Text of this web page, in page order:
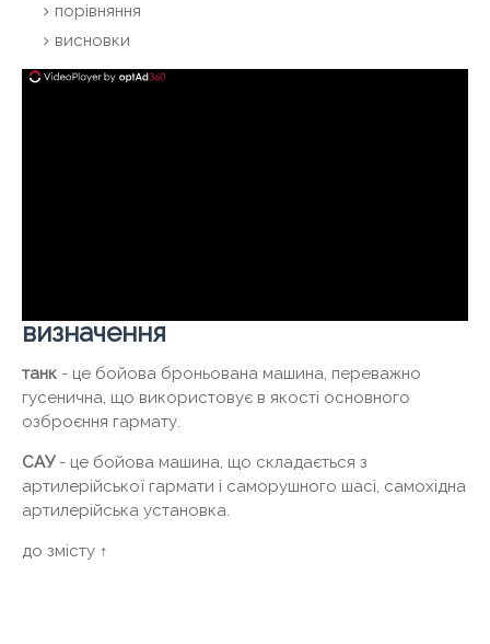
порівняння
висновки
визначення
танк - це бойова броньована машина, переважно
гусенична, що використовує в якості основного
озброєння гармату.
САУ - це бойова машина, що складається з
артилерійської гармати і саморушного шасі, самохідна
артилерійська установка.
до змісту ↑